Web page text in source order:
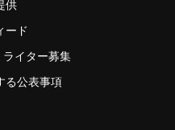
供
ード
ライター募集
る公表事項